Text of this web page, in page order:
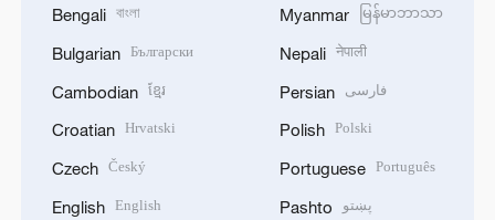
Bengali বাংলা
Bulgarian Български
Cambodian ខ្មែរ
Croatian Hrvatski
Czech Český
English English
Myanmar မြန်မာဘာသာ
Nepali नेपाली
Persian فارسی
Polish Polski
Portuguese Português
Pashto پښتو